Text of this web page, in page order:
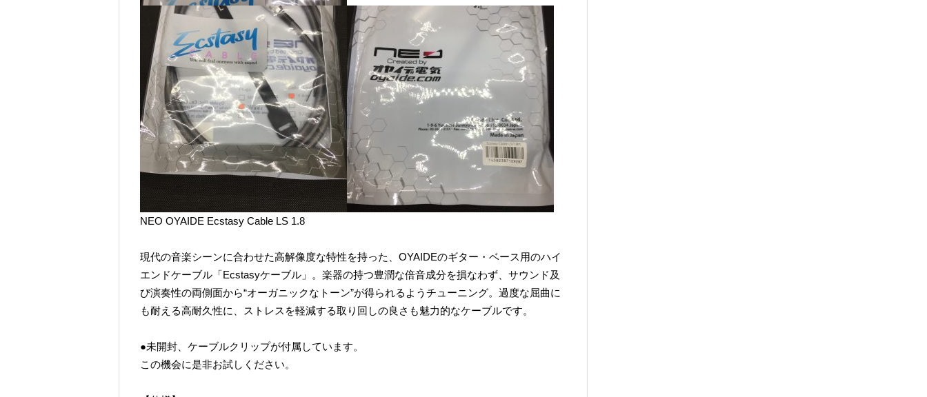
NEO OYAIDE Ecstasy Cable LS 1.8
現代の音楽シーンに合わせた高解像度な特性を持った、OYAIDEのギター・ベース用のハイ
エンドケーブル「Ecstasyケーブル」。楽器の持つ豊潤な倍音成分を損なわず、サウンド及
び演奏性の両側面から“オーガニックなトーン”が得られるようチューニング。過度な屈曲に
も耐える高耐久性に、ストレスを軽減する取り回しの良さも魅力的なケーブルです。
●未開封、ケーブルクリップが付属しています。
この機会に是非お試しください。